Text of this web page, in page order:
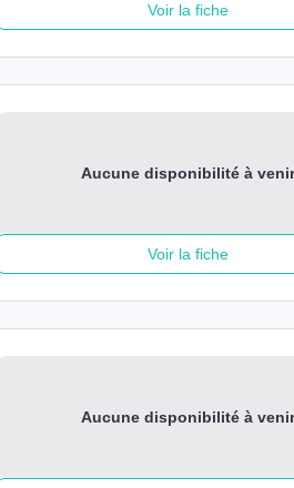
Voir la fiche
Aucune disponibilité à venir
Voir la fiche
Aucune disponibilité à venir